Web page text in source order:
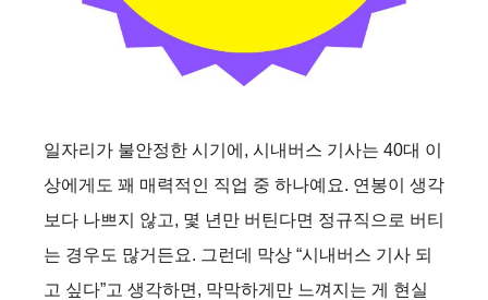
일자리가 불안정한 시기에, 시내버스 기사는 40대 이
상에게도 꽤 매력적인 직업 중 하나예요. 연봉이 생각
보다 나쁘지 않고, 몇 년만 버틴다면 정규직으로 버티
는 경우도 많거든요. 그런데 막상 “시내버스 기사 되
고 싶다”고 생각하면, 막막하게만 느껴지는 게 현실